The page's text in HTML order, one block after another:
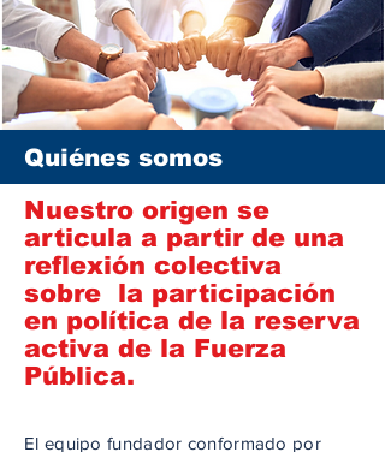
Quiénes somos
Nuestro origen se
articula a partir de una
reflexión colectiva
sobre la participación
en política de la reserva
activa de la Fuerza
Pública.
El equipo fundador conformado por